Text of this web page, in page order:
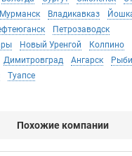
Мурманск Владикавказ
Петрозаводск
Новый Уренгой
Колпино
Димитровград Ангарск
Туапсе
Похожие компании